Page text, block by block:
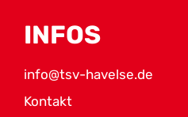
INFOS
info@tsv-havelse.de
Kontakt